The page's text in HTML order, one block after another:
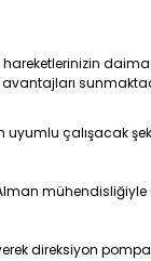
uyumlu çalışacak
direksiyon